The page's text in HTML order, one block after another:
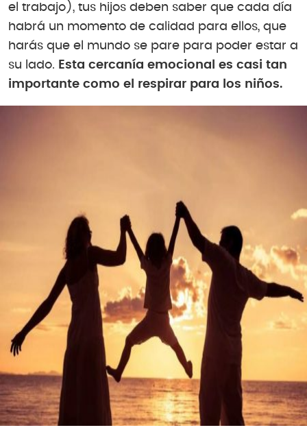
el trabajo), tus hijos deben saber que cada día
habrá un momento de calidad para ellos, que
harás que el mundo se pare para poder estar a
su lado. Esta cercanía emocional es casi tan
importante como el respirar para los niños.